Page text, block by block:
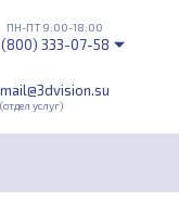
mail@3dvision.su
(отдел услуг)
ПН-ПТ 9:00-18:00
(800) 333-07-58